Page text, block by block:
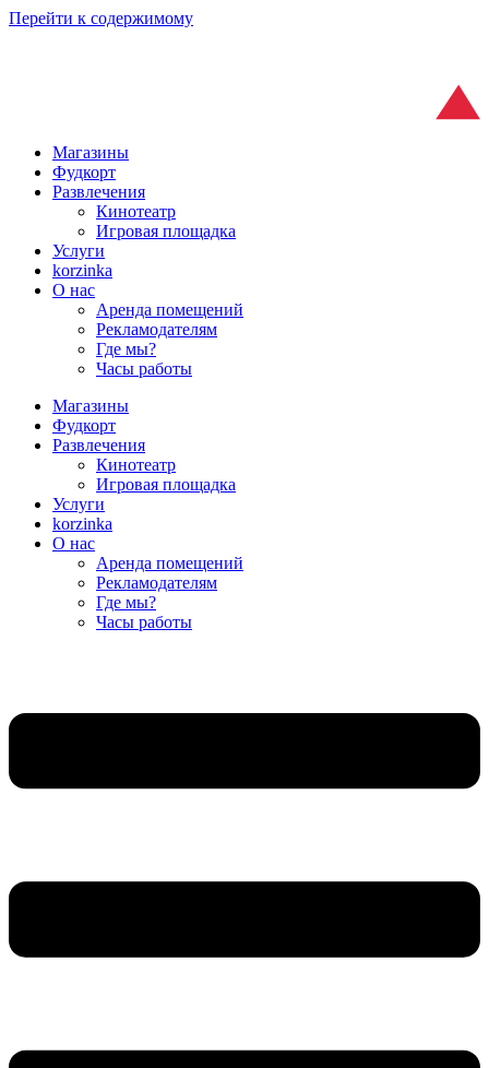
Перейти к содержимому
Магазины
Фудкорт
Развлечения
Кинотеатр
Игровая площадка
Услуги
korzinka
О нас
Аренда помещений
Рекламодателям
Где мы?
Часы работы
Магазины
Фудкорт
Развлечения
Кинотеатр
Игровая площадка
Услуги
korzinka
О нас
Аренда помещений
Рекламодателям
Где мы?
Часы работы